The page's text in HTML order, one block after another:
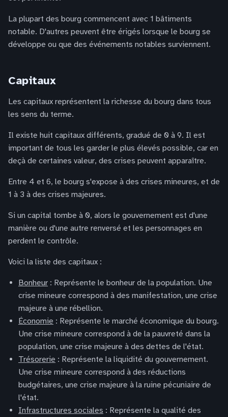
La plupart des bourg commencent avec 1 bâtiments
notable. D'autres peuvent être érigés lorsque le bourg se
développe ou que des événements notables surviennent.
Capitaux
Les capitaux représentent la richesse du bourg dans tous
les sens du terme.
Il existe huit capitaux différents, gradué de 0 à 9. Il est
important de tous les garder le plus élevés possible, car en
deçà de certaines valeur, des crises peuvent apparaître.
Entre 4 et 6, le bourg s'expose à des crises mineures, et de
1 à 3 à des crises majeures.
Si un capital tombe à 0, alors le gouvernement est d'une
manière ou d'une autre renversé et les personnages en
perdent le contrôle.
Voici la liste des capitaux :
Bonheur : Représente le bonheur de la population. Une
crise mineure correspond à des manifestation, une crise
majeure à une rébellion.
Économie : Représente le marché économique du bourg.
Une crise mineure correspond à de la pauvreté dans la
population, une crise majeure à des dettes de l'état.
Trésorerie : Représente la liquidité du gouvernement.
Une crise mineure correspond à des réductions
budgétaires, une crise majeure à la ruine pécuniaire de
l'état.
Infrastructures sociales : Représente la qualité des